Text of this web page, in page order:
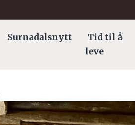
Surnadalsnytt
Tid til å
leve